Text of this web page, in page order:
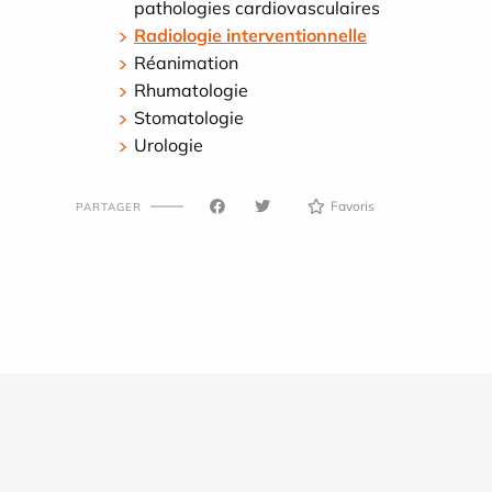
pathologies cardiovasculaires
Radiologie interventionnelle
Réanimation
Rhumatologie
Stomatologie
Urologie
PARTAGER Favoris